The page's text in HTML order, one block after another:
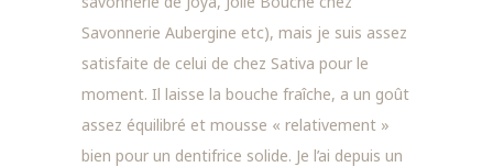
Savonnerie Aubergine etc), mais je suis assez
satisfaite de celui de chez Sativa pour le
moment. Il laisse la bouche fraîche, a un goût
assez équilibré et mousse « relativement »
bien pour un dentifrice solide. Je l’ai depuis un